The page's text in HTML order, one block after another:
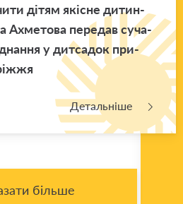
дітям які­сне ди­тин­
Ахме­то­ва пе­ре­дав су­ча­
у ди­тса­док при­
Детальніше
більше